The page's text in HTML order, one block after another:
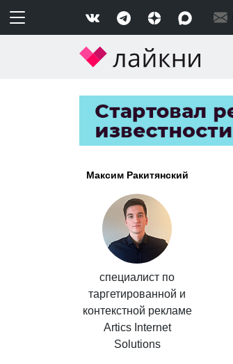
Максим Ракитянский
специалист по
таргетированной и
контекстной рекламе
Artics Internet
Solutions